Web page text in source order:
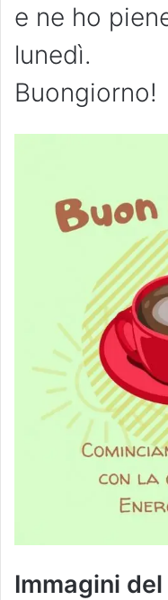
e ne ho
lunedì.
Buongiorno!
Immagini